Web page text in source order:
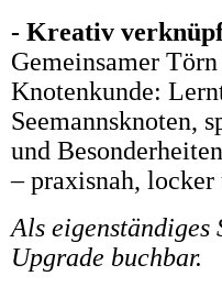
- Kreativ
Gemeinsamer
Knotenkunde:
Seemannsknoten,
und
– praxisnah, locker
Als eigenständiges
Upgrade buchbar.